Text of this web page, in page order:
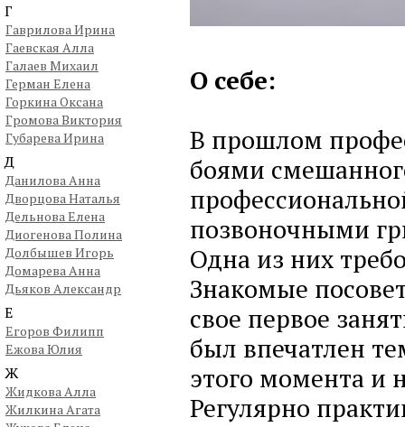
Г
Гаврилова Ирина
Гаевская Алла
Галаев Михаил
Герман Елена
Горкина Оксана
Громова Виктория
Губарева Ирина
Д
Данилова Анна
Дворцова Наталья
Дельнова Елена
Диогенова Полина
Долбышев Игорь
Домарева Анна
Дьяков Александр
Е
Егоров Филипп
Ежова Юлия
Ж
Жидкова Алла
Жилкина Агата
О себе:
В прошлом
боями
позвоночными
Одна из них
Знакомые
свое первое
был впечатлен
этого момента и
Регулярно